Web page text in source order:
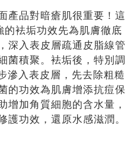
產品對暗瘡肌很重要！這
的袪垢功效先為肌膚徹底
深入表皮層疏通皮脂線管
菌積聚。袪垢後，特別調
滲入表皮層，先去除粗糙
的功效為肌膚增添抗痘保
增加角質細胞的含水量，
護功效，還原水感滋潤。